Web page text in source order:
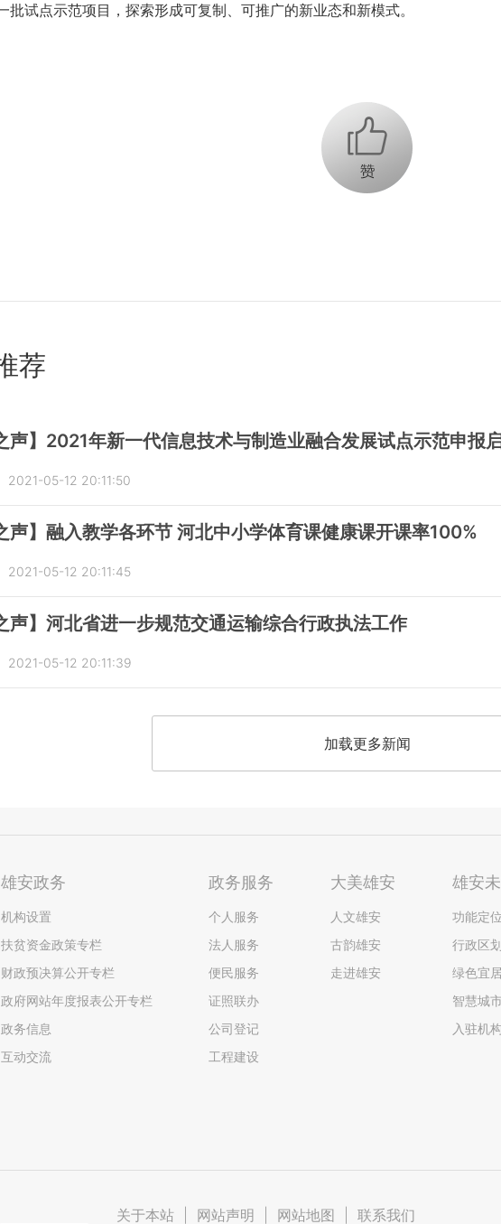
批试点示范项目，探索形成可复制、可推广的新业态和新模式。
+1
荐
声】2021年新一代信息技术与制造业融合发展试点示范申报
2021-05-12 20:11:50
声】融入教学各环节 河北中小学体育课健康课开课率100%
2021-05-12 20:11:45
声】河北省进一步规范交通运输综合行政执法工作
2021-05-12 20:11:39
加载更多新闻
雄安政务
机构设置
扶贫资金政策专栏
财政预决算公开专栏
政府网站年度报表公开专栏
政务信息
互动交流
政务服务
个人服务
法人服务
便民服务
证照联办
公司登记
工程建设
大美雄安
人文雄安
古韵雄安
走进雄安
雄安
功能定
行政区
绿色宜
智慧城
入驻机
关于本站 网站声明 网站地图 联系我们